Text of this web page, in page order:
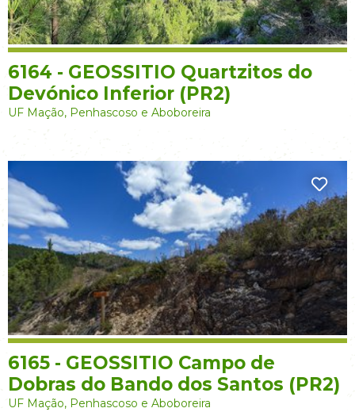
6164 - GEOSSITIO Quartzitos do
Devónico Inferior (PR2)
UF Mação, Penhascoso e Aboboreira
6165 - GEOSSITIO Campo de
Dobras do Bando dos Santos (PR2)
UF Mação, Penhascoso e Aboboreira